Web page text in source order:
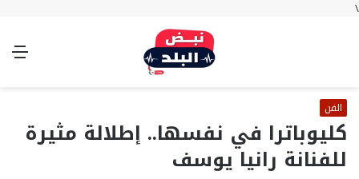
\
الوضع
الفن
كليوباترا في نفسها.. إطلالة مثيرة
للفنانة رانيا يوسف